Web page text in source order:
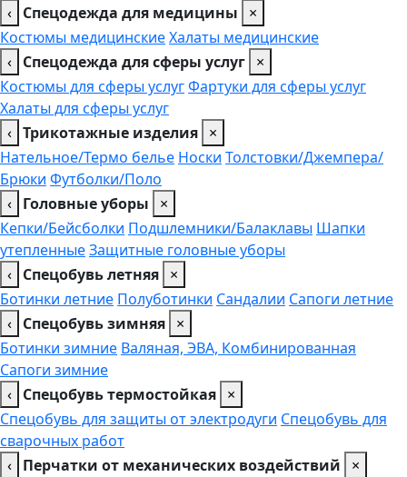
‹ Спецодежда для медицины
×
Костюмы медицинскиеХалаты медицинские
‹ Спецодежда для сферы услуг ×
Костюмы для сферы услугФартуки для сферы услуг
Халаты для сферы услуг
‹ Трикотажные изделия ×
Нательное/Термо белье Носки Толстовки/Джемпера/
Брюки Футболки/Поло
‹ Головные уборы
×
Кепки/Бейсболки Подшлемники/Балаклавы Шапки
утепленныеЗащитные головные уборы
‹ Спецобувь летняя ×
Ботинки летние Полуботинки Сандалии Сапоги летние
‹ Спецобувь зимняя ×
Ботинки зимние Валяная, ЭВА, Комбинированная
Сапоги зимние
‹ Спецобувь термостойкая ×
Спецобувь для защиты от электродуги Спецобувь для
сварочных работ
‹ Перчатки от механических воздействий
×